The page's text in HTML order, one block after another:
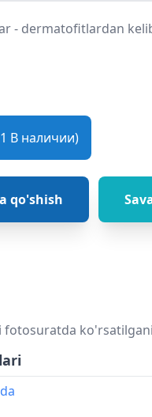
- dermatofitlardan
В наличии)
qo'shish